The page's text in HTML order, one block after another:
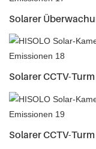
Solarer
Solarer CCTV-
Solarer CCTV-Turm